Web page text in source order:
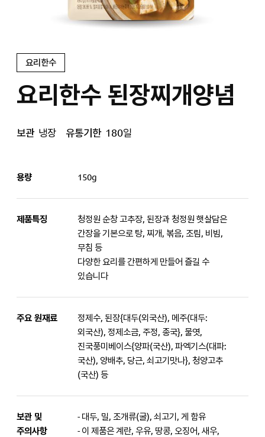
요리한수
요리한수 된장찌개양념
보관 냉장 유통기한 180일
용량 150g
제품특징
청정원 순창 고추장, 된장과 청정원 햇살담은
간장을 기본으로 탕, 찌개, 볶음, 조림, 비빔,
무침 등
다양한 요리를 간편하게 만들어 즐길 수
있습니다
주요 원재료
정제수, 된장{대두(외국산), 메주(대두:
외국산), 정제소금, 주정, 종국}, 물엿,
진국풍미베이스{양파(국산), 파엑기스(대파:
국산), 양배추, 당근, 쇠고기맛나}, 청양고추
(국산) 등
보관 및
주의사항
- 대두, 밀, 조개류(굴), 쇠고기, 게 함유
- 이 제품은 계란, 우유, 땅콩, 오징어, 새우,